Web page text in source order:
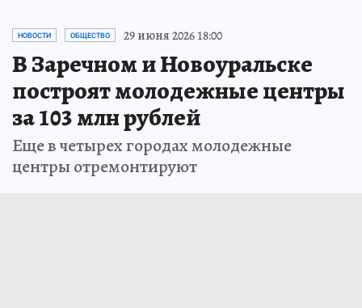
НОВОСТИ ОБЩЕСТВО 29 июня 2026 18:00
В Заречном и Новоуральске
построят молодежные центры
за 103 млн рублей
Еще в четырех городах молодежные
центры отремонтируют